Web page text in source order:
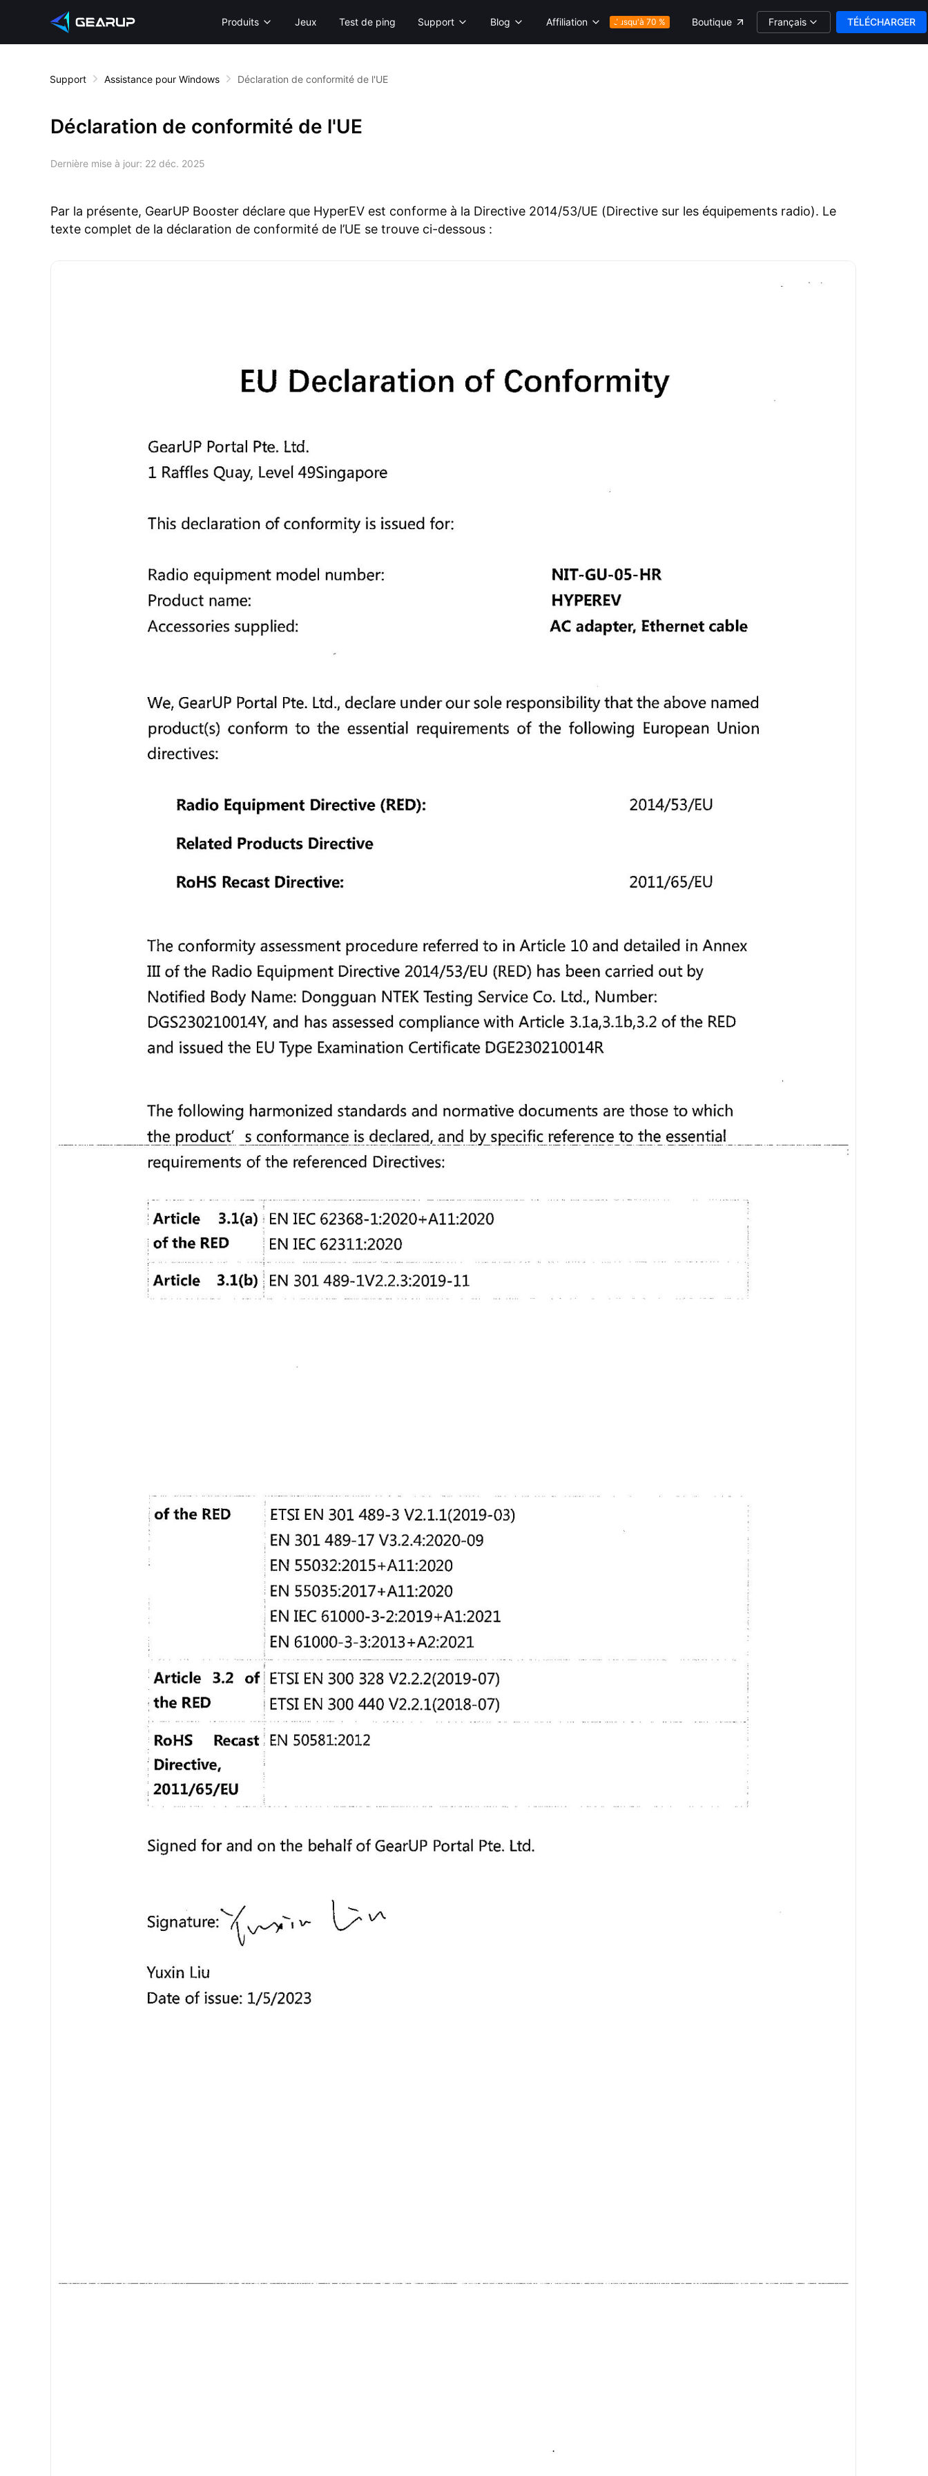
Produits Jeux Test de ping Support Blog Affiliation Jusqu'à 70 % Boutique Français TÉLÉCHARGER
Support Assistance pour Windows Déclaration de conformité de l'UE
Déclaration de conformité de l'UE
Dernière mise à jour: 22 déc. 2025
Par la présente, GearUP Booster déclare que HyperEV est conforme à la Directive 2014/53/UE (Directive sur les équipements radio). Le
texte complet de la déclaration de conformité de l’UE se trouve ci-dessous :